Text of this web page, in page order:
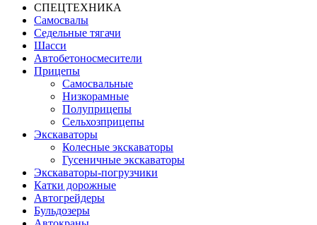
СПЕЦТЕХНИКА
Самосвалы
Седельные тягачи
Шасси
Автобетоно­смесители
Прицепы
Самосвальные
Низкорамные
Полуприцепы
Сельхозприцепы
Экскаваторы
Колесные экскаваторы
Гусеничные экскаваторы
Экскаваторы-погрузчики
Катки дорожные
Автогрейдеры
Бульдозеры